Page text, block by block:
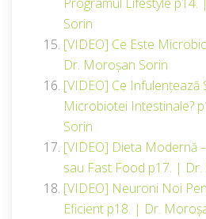
Sorin
[VIDEO] Ce Este
Dr. Moroșan Sorin
[VIDEO] Ce Infulențează
Microbiotei Intestinale?
Sorin
[VIDEO] Dieta Modernă
sau Fast Food p17. |
[VIDEO] Neuroni Noi
Eficient p18. | Dr.